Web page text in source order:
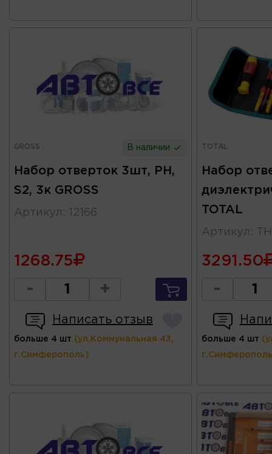
GROSS В наличии
Набор отверток 3шт, PH,
S2, 3к GROSS
Артикул : 12166
1268.75
- +
Написать отзыв
больше 4 шт (ул.Коммунальная 43,
г.Симферополь)
TOTAL
Набор
TOTAL
Артикул :
3291.50
-
больше 4 шт